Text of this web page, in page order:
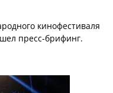
кинофестиваля
пресс-брифинг.